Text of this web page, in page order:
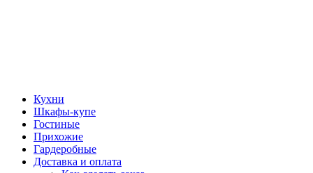
Кухни
Шкафы-купе
Гостиные
Прихожие
Гардеробные
Доставка и оплата